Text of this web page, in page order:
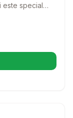
este special
si
într-o filă nouă)